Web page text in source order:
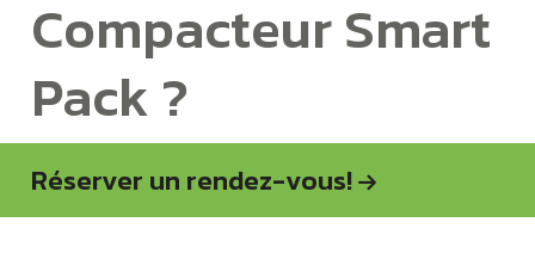
Compacteur Smart
Pack ?
Réserver un rendez-vous!